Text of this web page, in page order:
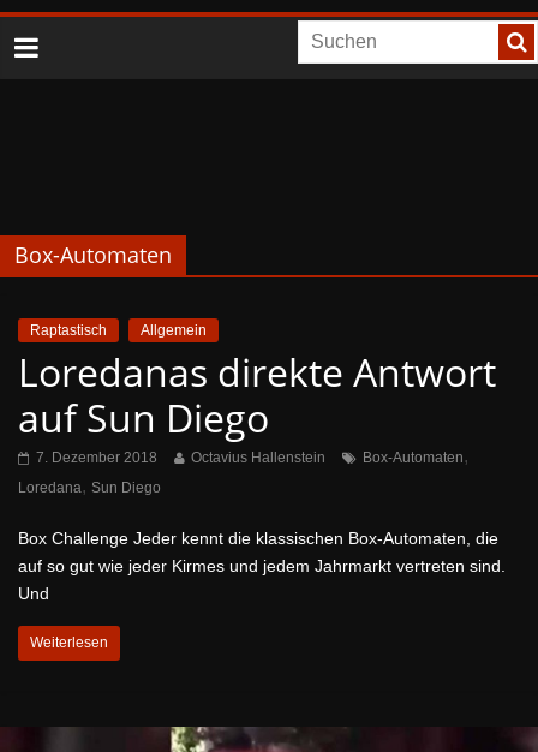
Box-Automaten
Raptastisch Allgemein
Loredanas direkte Antwort
auf Sun Diego
7. Dezember 2018 Octavius Hallenstein Box-Automaten,
Loredana, Sun Diego
Box Challenge Jeder kennt die klassischen Box-Automaten, die
auf so gut wie jeder Kirmes und jedem Jahrmarkt vertreten sind.
Und
Weiterlesen